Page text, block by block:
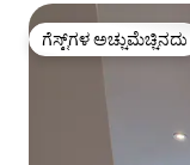
ಗೆಸ್ಟ್‌ಗಳ ಅಚ್ಚುಮೆಚ್ಚಿನದು
ಗೆಸ್ಟ್‌ಗಳ ಅಚ್ಚುಮೆಚ್ಚಿನದು